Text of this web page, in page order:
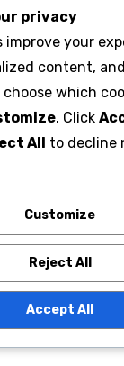
Ein
er nicht wusste,
Spieler
ihre
beim Erhalt
führte.
privacy
improve your
content,
which
. Click
All to decline
Customize
Reject All
Accept All